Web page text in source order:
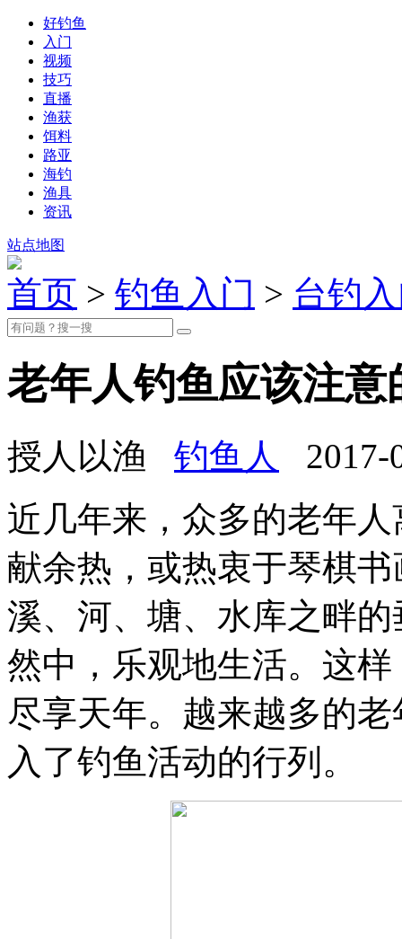
好钓鱼
入门
视频
技巧
直播
渔获
饵料
路亚
海钓
渔具
资讯
站点地图
首页 > 钓鱼入门 > 台钓
老年人钓鱼应该注意
授人以渔 钓鱼人
2017-
近几年来，众多的老年
献余热，或热衷于琴棋
溪、河、塘、水库之畔
然中，乐观地生活。这
尽享天年。越来越多的
入了钓鱼活动的行列。